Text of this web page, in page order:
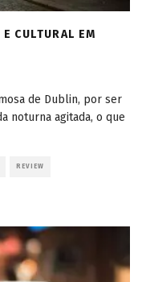
CULTURAL EM
de Dublin, por ser
noturna agitada, o que
REVIEW